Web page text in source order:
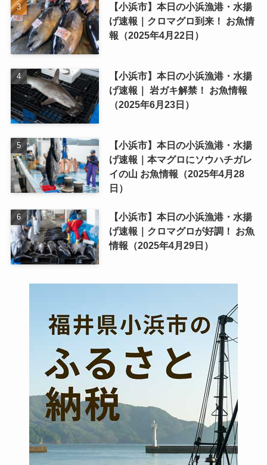
【小浜市】本日の小浜漁港・水揚
げ速報｜クロマグロ到来！ お魚情
報（2025年4月22日）
【小浜市】本日の小浜漁港・水揚
げ速報｜ 岩ガキ解禁！ お魚情報
（2025年6月23日）
【小浜市】本日の小浜漁港・水揚
げ速報｜本マグロにソウハチガレ
イの山 お魚情報（2025年4月28
日）
【小浜市】本日の小浜漁港・水揚
げ速報｜クロマグロが好調！ お魚
情報（2025年4月29日）